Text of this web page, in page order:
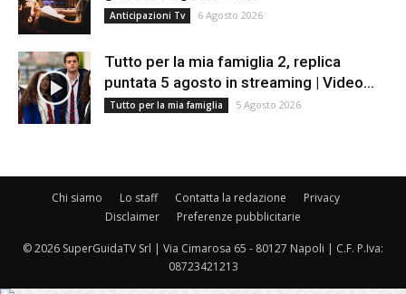
Anticipazioni Tv 6 Agosto 2026
Tutto per la mia famiglia 2, replica
puntata 5 agosto in streaming | Video...
Tutto per la mia famiglia 5 Agosto 2026
Chi siamo Lo staff Contatta la redazione
Privacy
Disclaimer
Preferenze pubblicitarie
© 2026 SuperGuidaTV Srl | Via Cimarosa 65 - 80127 Napoli | C.F. P.Iva:
08723421213